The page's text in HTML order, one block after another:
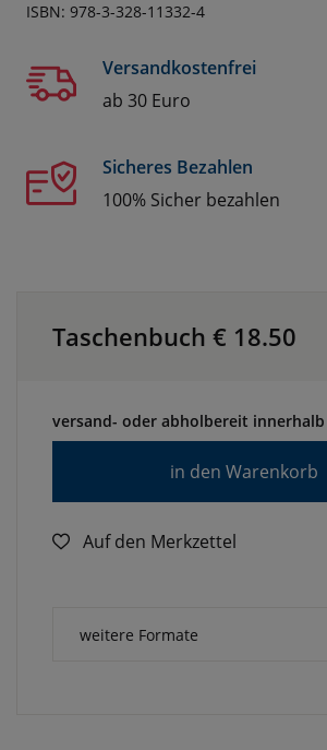
ISBN: 978-3-328-11332-4
Versandkostenfrei
ab 30 Euro
Sicheres Bezahlen
100% Sicher bezahlen
Taschenbuch € 18.50
versand- oder abholbereit innerhalb
in den Warenkorb
Auf den Merkzettel
weitere Formate